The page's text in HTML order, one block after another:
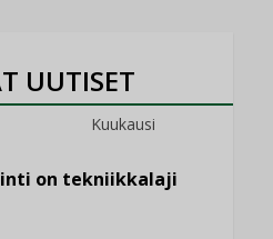
UUTISET
Kuukausi
on tekniikkalaji